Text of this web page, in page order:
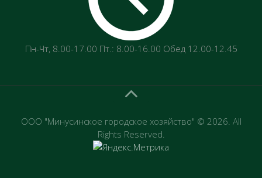
Пн-Чт‚ 8.00-17.00 Пт.: 8.00-16.00 Обед 12.00-12.45
ООО "Минусинское городское хозяйство" © 2026. All
Rights Reserved.